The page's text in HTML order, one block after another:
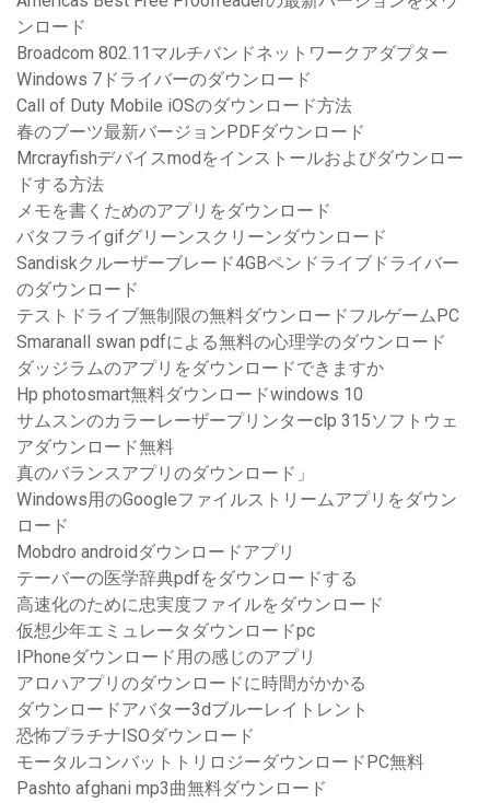
ンロード
Broadcom 802.11マルチバンドネットワークアダプター
Windows 7ドライバーのダウンロード
Call of Duty Mobile iOSのダウンロード方法
春のブーツ最新バージョンPDFダウンロード
Mrcrayfishデバイスmodをインストールおよびダウンロー
ドする方法
メモを書くためのアプリをダウンロード
バタフライgifグリーンスクリーンダウンロード
Sandiskクルーザーブレード4GBペンドライブドライバー
のダウンロード
テストドライブ無制限の無料ダウンロードフルゲームPC
Smaranall swan pdfによる無料の心理学のダウンロード
ダッジラムのアプリをダウンロードできますか
Hp photosmart無料ダウンロードwindows 10
サムスンのカラーレーザープリンターclp 315ソフトウェ
アダウンロード無料
真のバランスアプリのダウンロード」
Windows用のGoogleファイルストリームアプリをダウン
ロード
Mobdro androidダウンロードアプリ
テーバーの医学辞典pdfをダウンロードする
高速化のために忠実度ファイルをダウンロード
仮想少年エミュレータダウンロードpc
IPhoneダウンロード用の感じのアプリ
アロハアプリのダウンロードに時間がかかる
ダウンロードアバター3dブルーレイトレント
恐怖プラチナISOダウンロード
モータルコンバットトリロジーダウンロードPC無料
Pashto afghani mp3曲無料ダウンロード